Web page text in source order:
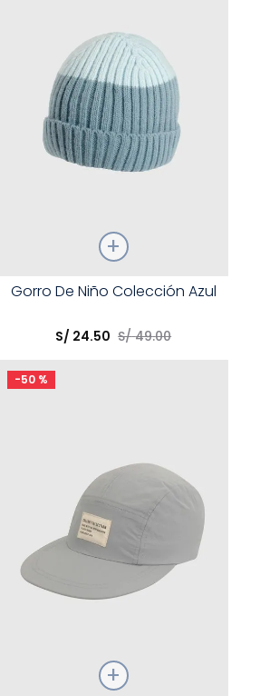
Talla
Gorro De Niño Colección Azul
S/ 24.50 S/ 49.00
-50 %